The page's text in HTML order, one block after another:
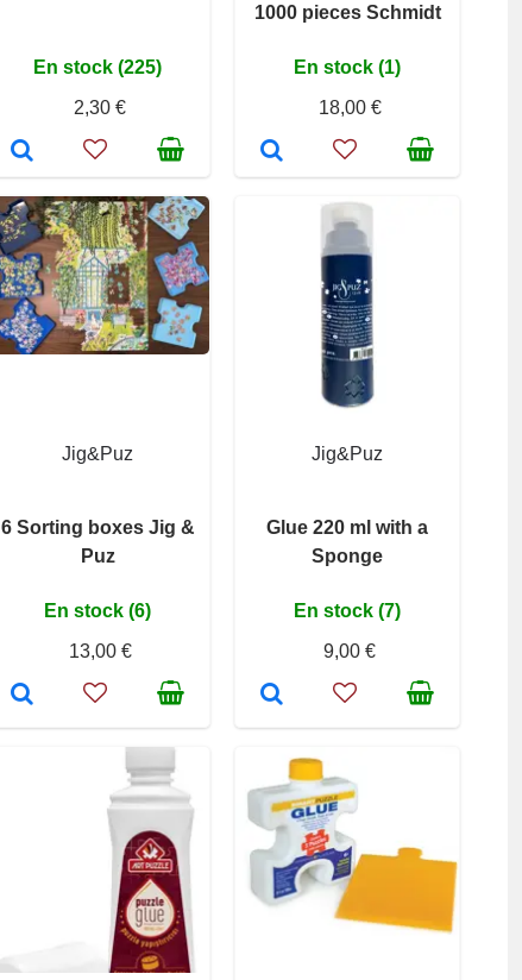
En stock (225)
2,30 €
1000 pieces Schmidt
En stock (1)
18,00 €
Jig&Puz
6 Sorting boxes Jig &
Puz
En stock (6)
13,00 €
Jig&Puz
Glue 220 ml with a
Sponge
En stock (7)
9,00 €